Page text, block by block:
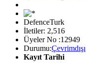
DefenceTurk
İletiler: 2,516
Üyeler No :12949
Durumu:Çevrimdışı
Kayıt Tarihi